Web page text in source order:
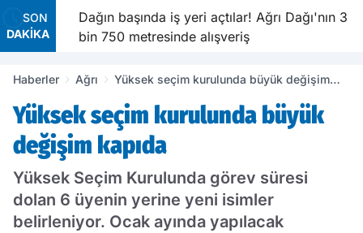
SON
DAKİKA
Dağın başında iş yeri açtılar! Ağrı Dağı'nın 3
bin 750 metresinde alışveriş
Haberler Ağrı
Yüksek seçim kurulunda büyük değişim
Yüksek seçim kurulunda büyük
değişim kapıda
Yüksek Seçim Kurulunda görev süresi
dolan 6 üyenin yerine yeni isimler
belirleniyor. Ocak ayında yapılacak